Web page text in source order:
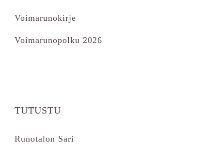
Voimarunokirje
Voimarunopolku 2026
TUTUSTU
Runotalon Sari